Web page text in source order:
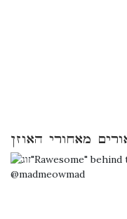
מאחורי האוזן